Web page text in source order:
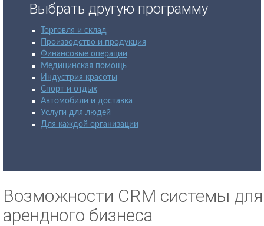
Выбрать другую программу
Торговля и склад
Производство и продукция
Финансовые операции
Медицинская помощь
Индустрия красоты
Спорт и отдых
Автомобили и доставка
Услуги для людей
Для каждой организации
Возможности CRM системы для
арендного бизнеса